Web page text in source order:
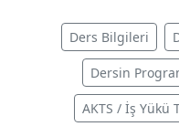
Ders Bilgileri
Dersin
AKTS / İş Yükü